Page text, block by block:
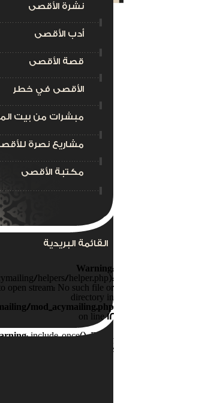
نشرة الأقصى
أدب الأقصى
قصة الأقصى
الأقصى في خطر
مبشرات من بيت
مشاريع نصرة
مكتبة الأقصى
القائمة البريدية
Warning:
helpers/helper.php):
open stream: No such file or
directory in
mod_acymailing.php
on line12
: include_once(): Failed
opening
helpers/helper.php'